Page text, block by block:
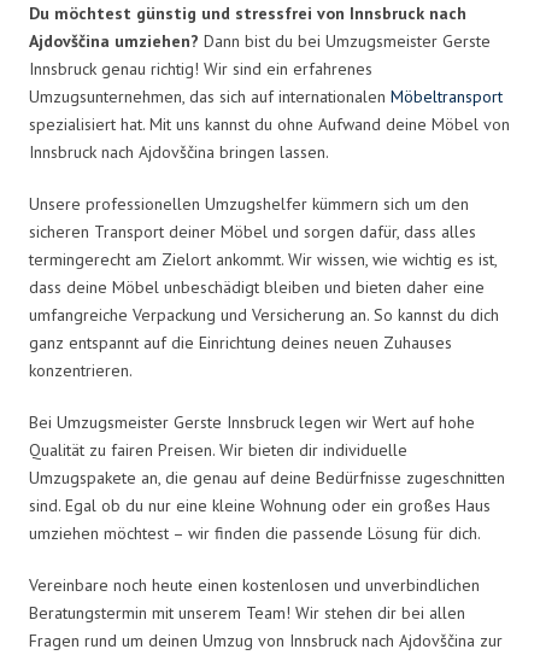
Du möchtest günstig und stressfrei von Innsbruck nach
Ajdovščina umziehen? Dann bist du bei Umzugsmeister Gerste
Innsbruck genau richtig! Wir sind ein erfahrenes
Umzugsunternehmen, das sich auf internationalen Möbeltransport
spezialisiert hat. Mit uns kannst du ohne Aufwand deine Möbel von
Innsbruck nach Ajdovščina bringen lassen.
Unsere professionellen Umzugshelfer kümmern sich um den
sicheren Transport deiner Möbel und sorgen dafür, dass alles
termingerecht am Zielort ankommt. Wir wissen, wie wichtig es ist,
dass deine Möbel unbeschädigt bleiben und bieten daher eine
umfangreiche Verpackung und Versicherung an. So kannst du dich
ganz entspannt auf die Einrichtung deines neuen Zuhauses
konzentrieren.
Bei Umzugsmeister Gerste Innsbruck legen wir Wert auf hohe
Qualität zu fairen Preisen. Wir bieten dir individuelle
Umzugspakete an, die genau auf deine Bedürfnisse zugeschnitten
sind. Egal ob du nur eine kleine Wohnung oder ein großes Haus
umziehen möchtest – wir finden die passende Lösung für dich.
Vereinbare noch heute einen kostenlosen und unverbindlichen
Beratungstermin mit unserem Team! Wir stehen dir bei allen
Fragen rund um deinen Umzug von Innsbruck nach Ajdovščina zur